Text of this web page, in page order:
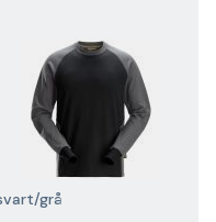
grå